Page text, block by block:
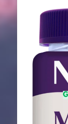
Reproductor
vídeo